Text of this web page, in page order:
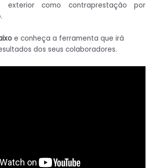
exterior como contraprestação por
e conheça a ferramenta que irá
dos seus colaboradores.